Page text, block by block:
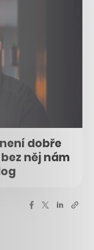
dobře
něj nám